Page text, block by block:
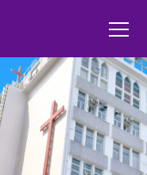
Main